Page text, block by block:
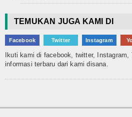
TEMUKAN JUGA KAMI DI
Facebook Twitter Instagram
Ikuti kami di facebook, twitter, Instagram,
informasi terbaru dari kami disana.